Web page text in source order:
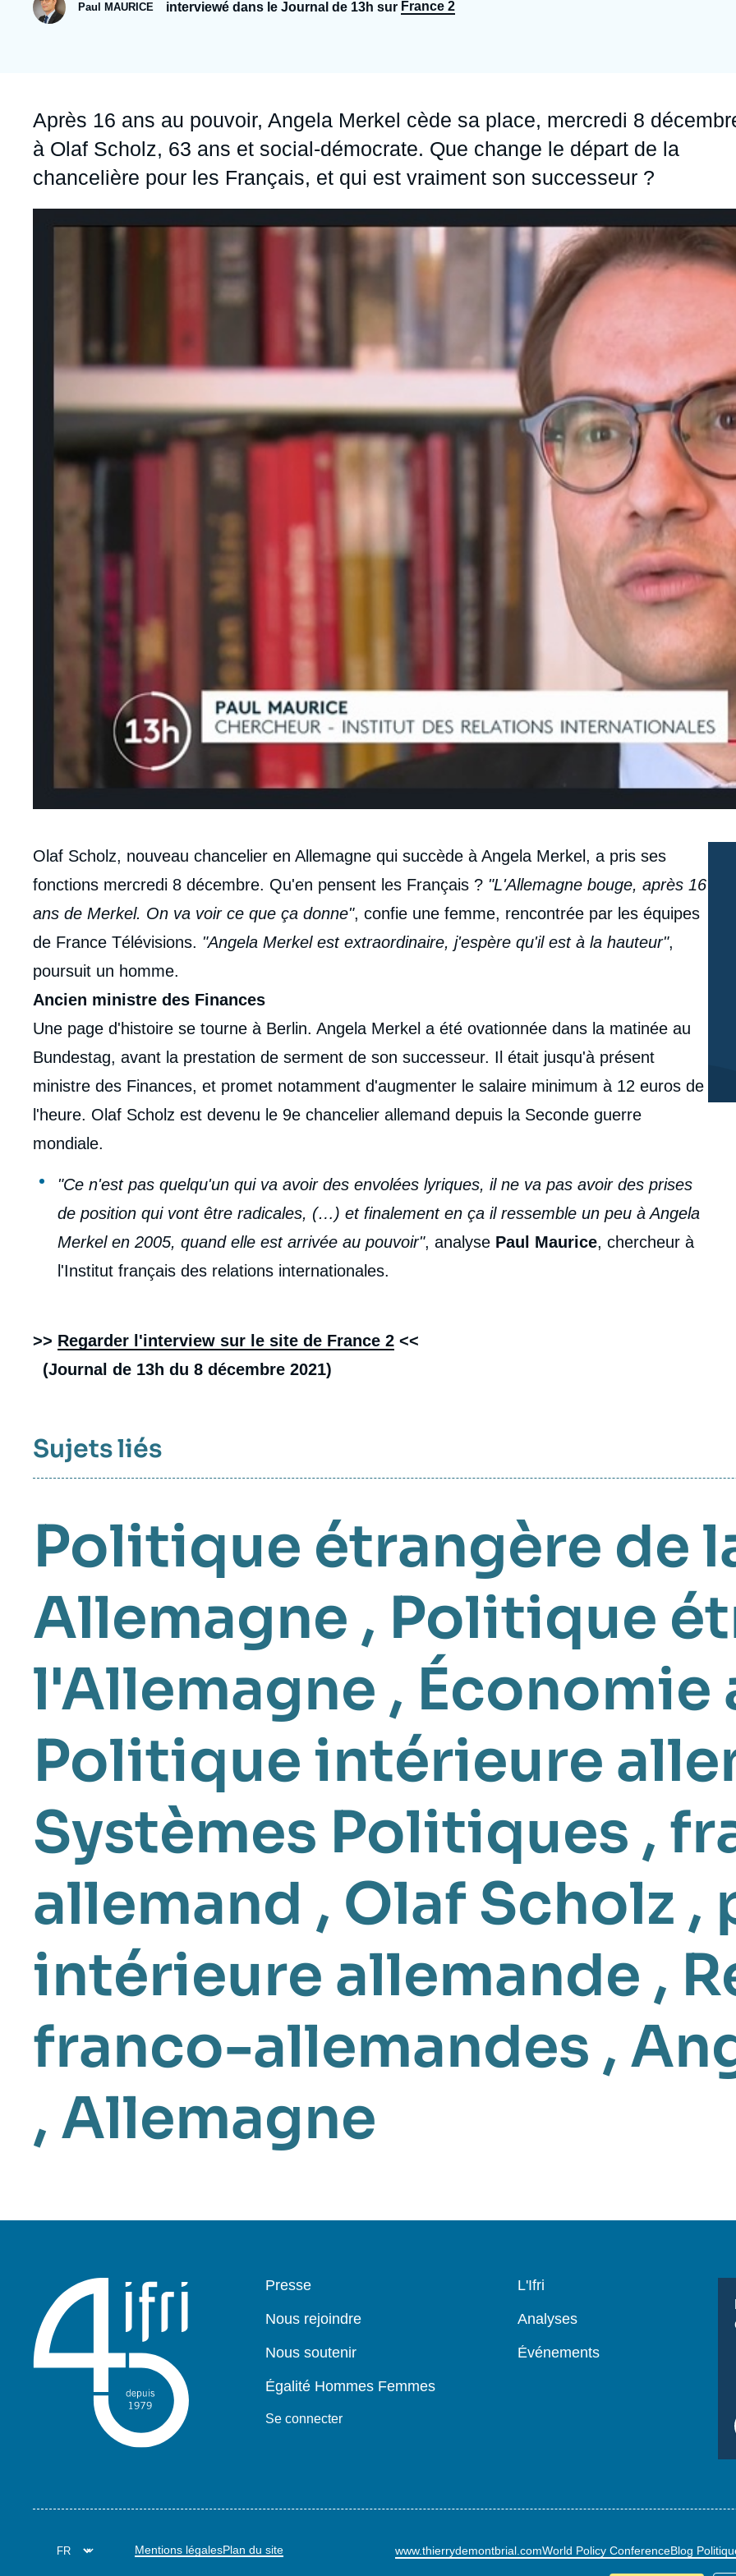
Partenariats et réseaux
Ramses
Intelligence artificielle
Europe
Jeudi 17 septembre 2026 17:30
Paul MAURICE interviewé dans le Journal de 13h sur France 2
Accroche
Après 16 ans au pouvoir, Angela Merkel cède sa place, mercredi 8
à Olaf Scholz, 63 ans et social-démocrate. Que change le départ de la
chancelière pour les Français, et qui est vraiment son successeur ?
principale
Contenu
intervention
médiatique
Olaf Scholz, nouveau chancelier en Allemagne qui succède à Angela Merkel, a pris ses
fonctions mercredi 8 décembre. Qu'en pensent les Français ? "L'Allemagne bouge, après 16
ans de Merkel. On va voir ce que ça donne", confie une femme, rencontrée par les équipes
de France Télévisions. "Angela Merkel est extraordinaire, j'espère qu'il est à la hauteur",
poursuit un homme.
Ancien ministre des Finances
Une page d'histoire se tourne à Berlin. Angela Merkel a été ovationnée dans la matinée au
Bundestag, avant la prestation de serment de son successeur. Il était jusqu'à présent
ministre des Finances, et promet notamment d'augmenter le salaire minimum à 12 euros de
l'heure. Olaf Scholz est devenu le 9e chancelier allemand depuis la Seconde guerre
mondiale.
"Ce n'est pas quelqu'un qui va avoir des envolées lyriques, il ne va pas avoir des prises
de position qui vont être radicales, (…) et finalement en ça il ressemble un peu à Angela
Merkel en 2005, quand elle est arrivée au pouvoir", analyse Paul Maurice, chercheur à
l'Institut français des relations internationales.
>> Regarder l'interview sur le site de France 2 <<
(Journal de 13h du 8 décembre 2021)
Sujets liés
Politique étrangère de
Allemagne , Politique
l'Allemagne , Économie
Politique intérieure
Systèmes Politiques ,
allemand , Olaf Scholz ,
intérieure allemande ,
franco-allemandes ,
, Allemagne
Pied
Presse
Nous rejoindre
Nous soutenir
Égalité Hommes Femmes
Se connecter
Navigation
L'Ifri
Analyses
Événements
Mentions légalesPlan du site www.thierrydemontbrial.comWorld Policy ConferenceBlog